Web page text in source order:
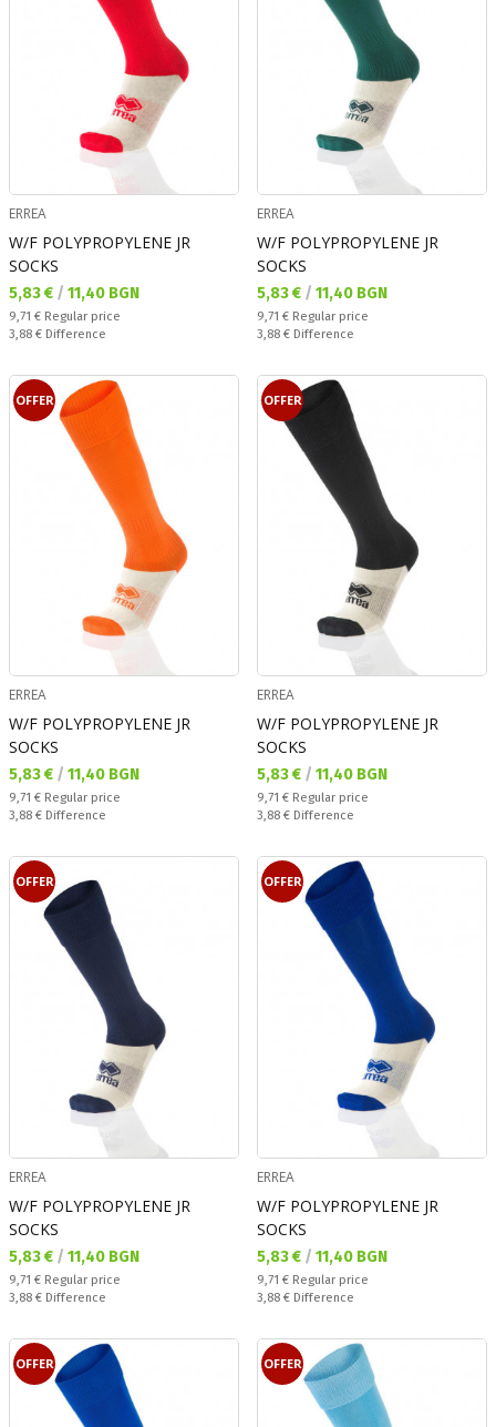
ERREA
W/F POLYPROPYLENE JR
SOCKS
Текуща цена:
5,83 € / 11,40 BGN
Regular price:
9,71 € Regular price
Спестявате:
3,88 € Difference
ERREA
W/F POLYPROPYLENE JR
SOCKS
Текуща цена:
5,83 € / 11,40 BGN
Regular price:
9,71 € Regular price
Спестявате:
3,88 € Difference
OFFER
ERREA
W/F POLYPROPYLENE JR
SOCKS
Текуща цена:
5,83 € / 11,40 BGN
Regular price:
9,71 € Regular price
Спестявате:
3,88 € Difference
OFFER
ERREA
W/F POLYPROPYLENE JR
SOCKS
Текуща цена:
5,83 € / 11,40 BGN
Regular price:
9,71 € Regular price
Спестявате:
3,88 € Difference
OFFER
ERREA
W/F POLYPROPYLENE JR
SOCKS
Текуща цена:
5,83 € / 11,40 BGN
Regular price:
9,71 € Regular price
Спестявате:
3,88 € Difference
OFFER
ERREA
W/F POLYPROPYLENE JR
SOCKS
Текуща цена:
5,83 € / 11,40 BGN
Regular price:
9,71 € Regular price
Спестявате:
3,88 € Difference
OFFER OFFER